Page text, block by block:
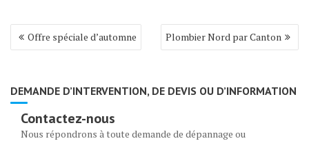
Navigation
de
Offre spéciale d’automne Plombier Nord par Canton
DEMANDE D’INTERVENTION, DE DEVIS OU D’INFORMATION
Contactez-nous
Nous répondrons à toute demande de dépannage ou